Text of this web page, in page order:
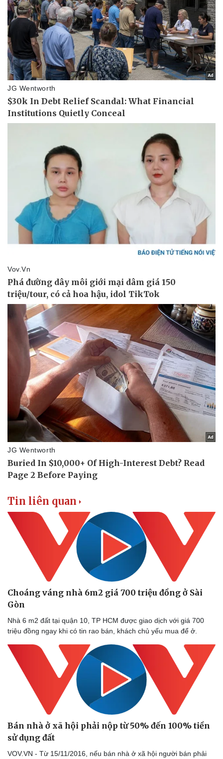
Doanh nghiệp
Doanh nghiệp 24h
Doanh nhân
Vì cộng đồng
Công nghệ
Sành điệu
Tin Công nghệ
Trải nghiệm
Chuyển đổi số
Sức khỏe
Dinh dưỡng - món ngon
Cây thuốc
Sản phụ khoa
Làm đẹp - giảm cân
Phòng mạch online
Đời sống
Nhà đẹp
Blog
Tình yêu - Gia đình
Tin liên quan
Choáng váng nhà 6m2 giá 700 triệu đồng ở Sài
Gòn
Nhà 6 m2 đất tại quận 10, TP HCM được giao dịch với giá 700
triệu đồng ngay khi có tin rao bán, khách chủ yếu mua để ở.
Bán nhà ở xã hội phải nộp từ 50% đến 100% tiền
sử dụng đất
VOV.VN - Từ 15/11/2016, nếu bán nhà ở xã hội người bán phải